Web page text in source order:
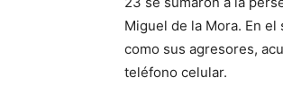
Miguel de la Mora. En
como sus agresores,
teléfono celular.